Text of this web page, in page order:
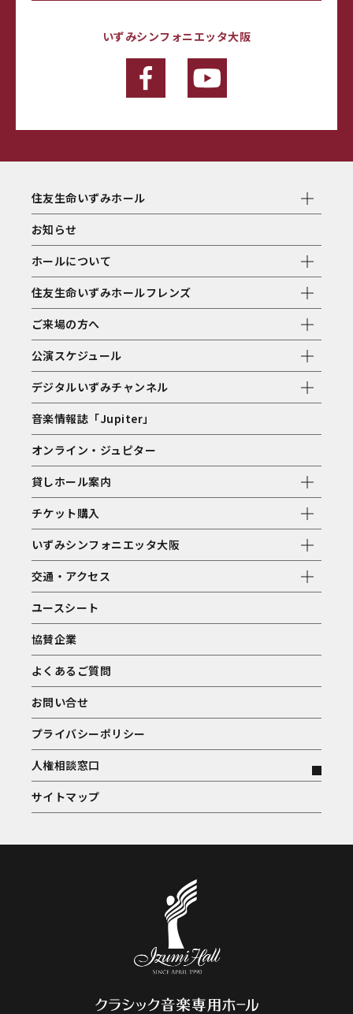
いずみシンフォニエッタ大阪
住友生命いずみホール
お知らせ
ホールについて
住友生命いずみホールフレンズ
ご来場の方へ
公演スケジュール
デジタルいずみチャンネル
音楽情報誌「Jupiter」
オンライン・ジュピター
貸しホール案内
チケット購入
いずみシンフォニエッタ大阪
交通・アクセス
ユースシート
協賛企業
よくあるご質問
お問い合せ
プライバシーポリシー
人権相談窓口
サイトマップ